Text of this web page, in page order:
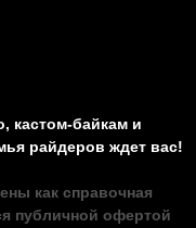
кастом-байкам и
райдеров ждет вас!
как справочная
публичной офертой